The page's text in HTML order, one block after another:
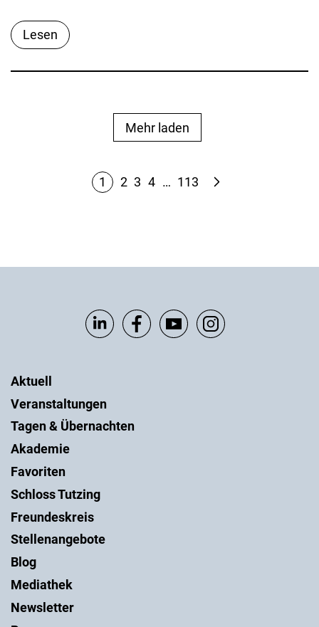
Lesen
Mehr laden
1 2 3 4 … 113
Aktuell
Veranstaltungen
Tagen & Übernachten
Akademie
Favoriten
Schloss Tutzing
Freundeskreis
Stellenangebote
Blog
Mediathek
Newsletter